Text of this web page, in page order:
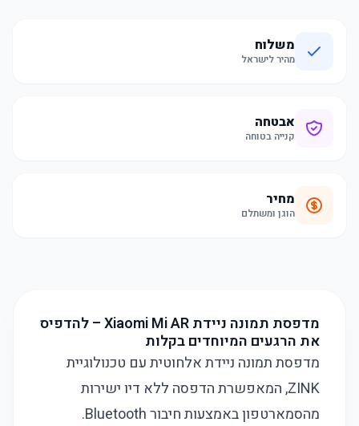
משלוח
מהיר לישראל
אבטחה
קנייה בטוחה
מחיר
הוגן ומשתלם
מדפסת תמונה ניידת Xiaomi Mi AR – להדפיס
את הרגעים המיוחדים בקלות
מדפסת תמונה ניידת אלחוטית עם טכנולוגיית
ZINK, המאפשרת הדפסה ללא דיו ישירות
מהסמארטפון באמצעות חיבור Bluetooth.